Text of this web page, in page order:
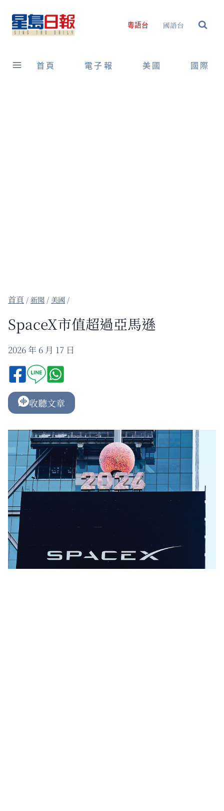
content
粵語台 國語台
首頁 電子報 美國 國際
/新聞 / 美國 /
SpaceX市值超過亞馬遜
2026 年 6 月 17 日
收聽文章